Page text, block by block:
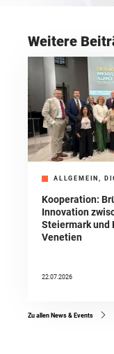
Weitere
ALLGEMEIN,
Kooperation:
Innovation
Steiermark und
Venetien
22.07.2026
Zu allen News & Events